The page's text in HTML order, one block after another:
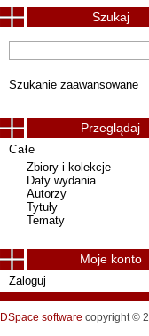
Szukaj
Szukanie zaawansowane
Przeglądaj
Całe
Zbiory i kolekcje
Daty wydania
Autorzy
Tytuły
Tematy
Moje konto
Zaloguj
DSpace software copyright ©